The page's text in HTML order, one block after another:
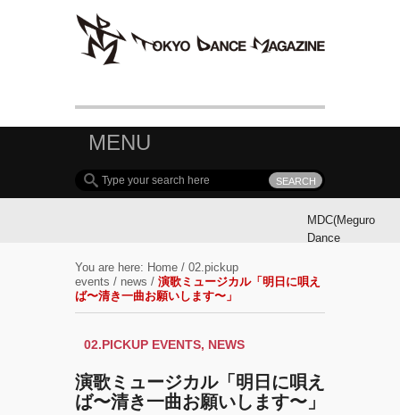
MENU
MDC(Meguro
Dance
参加ダンサ
ー募集！
Connection)
開催!!
You are here: Home / 02.pickup
events / news / 演歌ミュージカル「明日に唄え
ば〜清き一曲お願いします〜」
02.PICKUP EVENTS, NEWS
演歌ミュージカル「明日に唄え
ば〜清き一曲お願いします〜」